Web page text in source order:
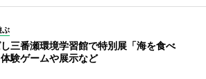
ぶ
三番瀬環境学習館で特別展「海を食べ
験ゲームや展示など